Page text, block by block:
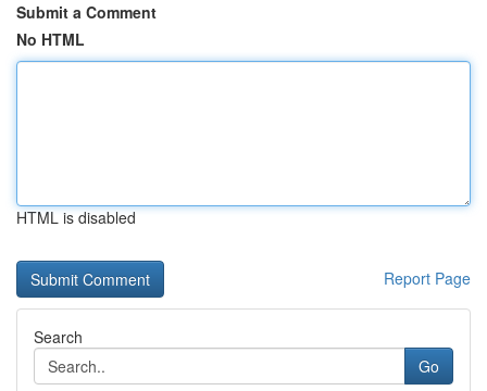
Submit a Comment
No HTML
HTML is disabled
Report Page
Search
Go